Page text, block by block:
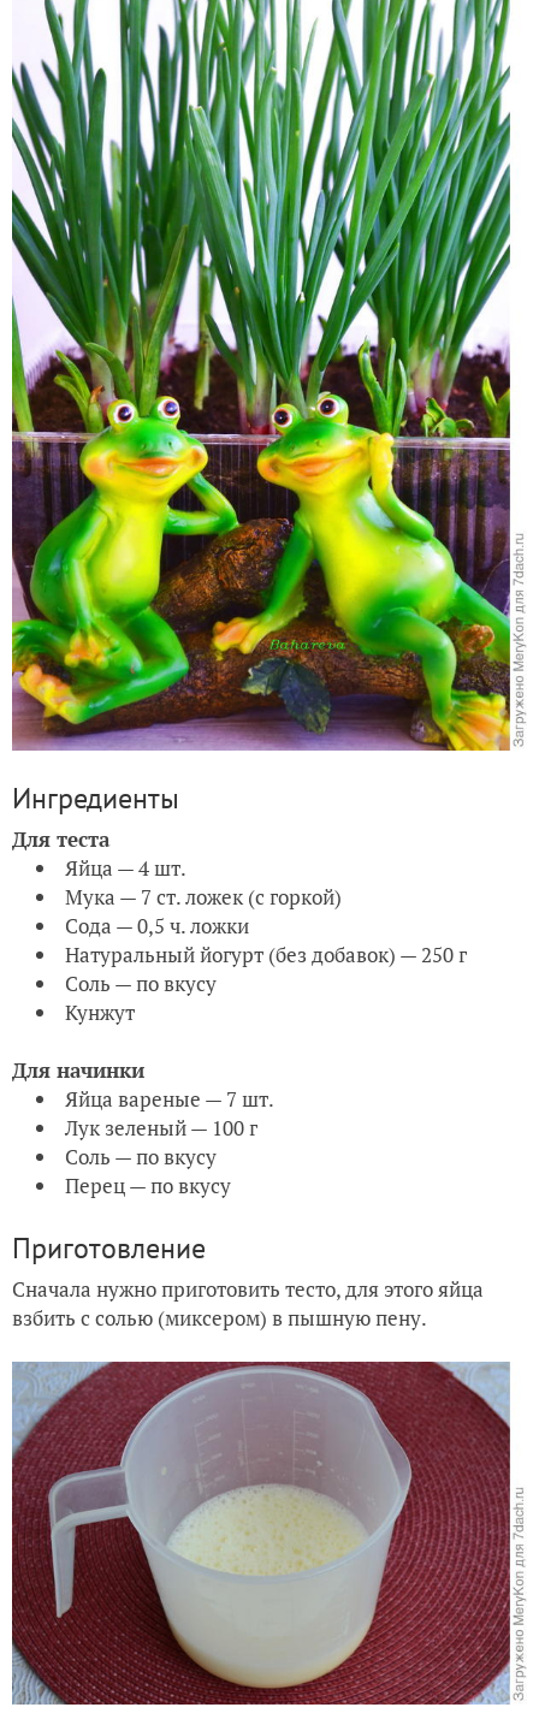
Ингредиенты
Для теста
Яйца — 4 шт.
Мука — 7 ст. ложек (с горкой)
Сода — 0,5 ч. ложки
Натуральный йогурт (без добавок) — 250 г
Соль — по вкусу
Кунжут
Для начинки
Яйца вареные — 7 шт.
Лук зеленый — 100 г
Соль — по вкусу
Перец — по вкусу
Приготовление
Сначала нужно приготовить тесто, для этого яйца
взбить с солью (миксером) в пышную пену.